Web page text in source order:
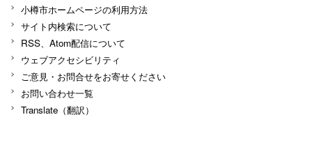
小樽市ホームページの利用方法
サイト内検索について
RSS、Atom配信について
ウェブアクセシビリティ
ご意見・お問合せをお寄せください
お問い合わせ一覧
Translate（翻訳）